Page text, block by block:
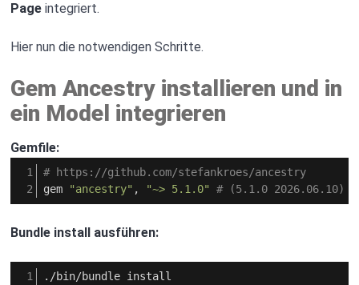
Page integriert.
Hier nun die notwendigen Schritte.
Gem Ancestry installieren und in
ein Model integrieren
Gemfile:
# https://github.com/stefankroes/ancestry
gem
"ancestry" , "~> 5.1.0" # (5.1.0 2026.06.10)
Bundle install ausführen:
. /bin/bundle install